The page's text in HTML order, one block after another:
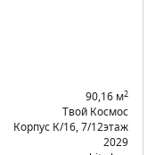
90,16 м2
Твой Космос
Корпус К/16 7/12этаж
2029